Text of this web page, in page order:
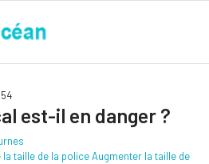
est-il en danger ?
la taille de la policeAugmenter la taille de